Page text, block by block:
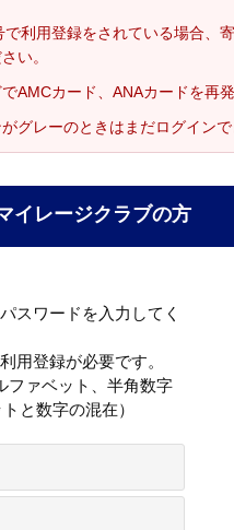
で利用登録をされている場合、
い。
AMCカード、ANAカードを再
グレーのときはまだログイン
イレージクラブの方
スワードを入力してく
用登録が必要です。
ファベット、半角数字
と数字の混在）